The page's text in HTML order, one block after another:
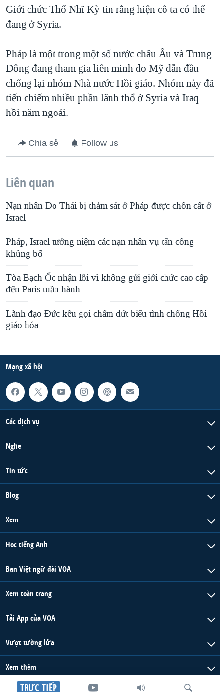
TRỰC TIẾP
Giới chức Thổ Nhĩ Kỳ tin rằng hiện cô ta có thể
đang ở Syria.
Pháp là một trong một số nước châu Âu và Trung
Đông đang tham gia liên minh do Mỹ dẫn đầu
chống lại nhóm Nhà nước Hồi giáo. Nhóm này đã
tiến chiếm nhiều phần lãnh thổ ở Syria và Iraq
hồi năm ngoái.
Chia sẻ Follow us
Liên quan
Nạn nhân Do Thái bị thảm sát ở Pháp được chôn cất ở
Israel
Pháp, Israel tưởng niệm các nạn nhân vụ tấn công
khủng bố
Tòa Bạch Ốc nhận lỗi vì không gửi giới chức cao cấp
đến Paris tuần hành
Lãnh đạo Đức kêu gọi chấm dứt biểu tình chống Hồi
giáo hóa
Mạng xã hội
Các dịch vụ
Nghe
Tin tức
Blog
Xem
Học tiếng Anh
Ban Việt ngữ đài VOA
Xem toàn trang
Tải App của VOA
Vượt tường lửa
Xem thêm